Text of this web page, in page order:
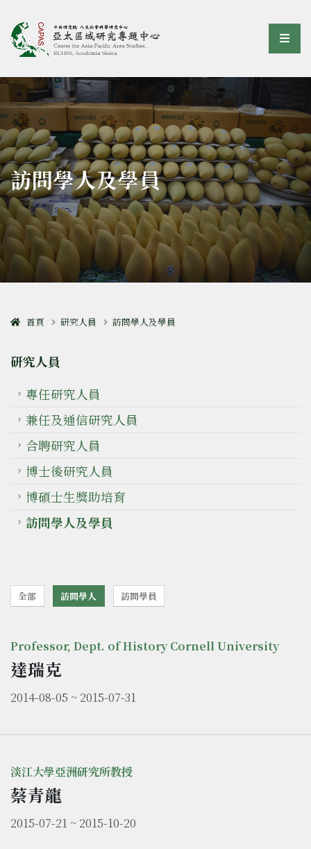
亞太區域研究專題中心選
:::
訪問學人及學員
首頁 研究人員 訪問學人及學員
研究人員
專任研究人員
兼任及通信研究人員
合聘研究人員
博士後研究人員
博碩士生獎助培育
訪問學人及學員
全部 訪問學人 訪問學員
Professor, Dept. of History Cornell University
達瑞克
2014-08-05 ~ 2015-07-31
淡江大學亞洲研究所教授
蔡青龍
2015-07-21 ~ 2015-10-20